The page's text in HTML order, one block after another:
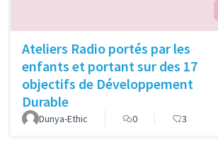
Ateliers Radio portés par les
enfants et portant sur des 17
objectifs de Développement
Durable
Dunya-Ethic 0 3